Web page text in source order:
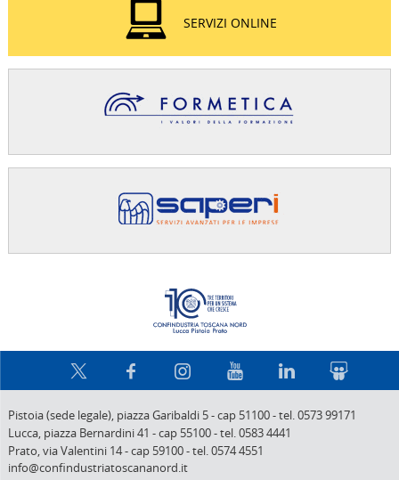
SERVIZI ONLINE
Pistoia (sede legale), piazza Garibaldi 5-cap 51100-tel. 0573 99171
Lucca, piazza Bernardini 41 -cap 55100-tel. 0583 4441
Prato,via Valentini 14-cap 59100-tel. 0574 4551
info@confindustriatoscananord.it